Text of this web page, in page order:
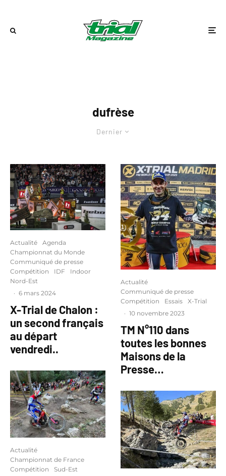
dufrèse
Dernier
Actualité
Agenda
Championnat du Monde
Communiqué de presse
Compétition
IDF
Indoor
Nord-Est
· 6 mars 2024
X-Trial de Chalon :
un second français
au départ
vendredi..
Actualité
Championnat de France
Compétition
Sud-Est
Actualité
Communiqué de presse
Compétition
Essais
X-Trial
· 10 novembre 2023
TM N°110 dans
toutes les bonnes
Maisons de la
Presse…